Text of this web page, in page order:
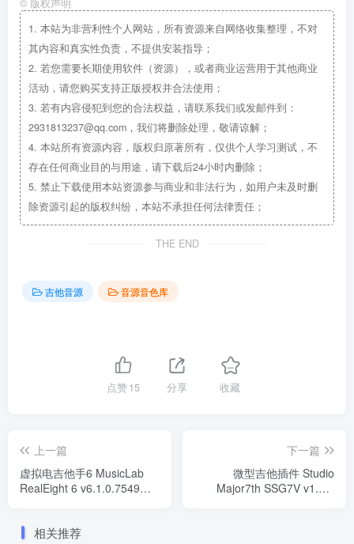
© 版权声明
1. 本站为非营利性个人网站，所有资源来自网络收集整理，不对
其内容和真实性负责，不提供安装指导；
2. 若您需要长期使用软件（资源），或者商业运营用于其他商业
活动，请您购买支持正版授权并合法使用；
3. 若有内容侵犯到您的合法权益，请联系我们或发邮件到：
2931813237@qq.com，我们将删除处理，敬请谅解；
4. 本站所有资源内容，版权归原著所有，仅供个人学习测试，不
存在任何商业目的与用途，请下载后24小时内删除；
5. 禁止下载使用本站资源参与商业和非法行为，如用户未及时删
除资源引起的版权纠纷，本站不承担任何法律责任；
THE END
吉他音源 音源音色库
点赞15 分享 收藏
上一篇
虚拟电吉他手6 MusicLab
RealEight 6 v6.1.0.7549
下一篇
微型吉他插件 Studio
Major7th SSG7V v1.6.0
相关推荐